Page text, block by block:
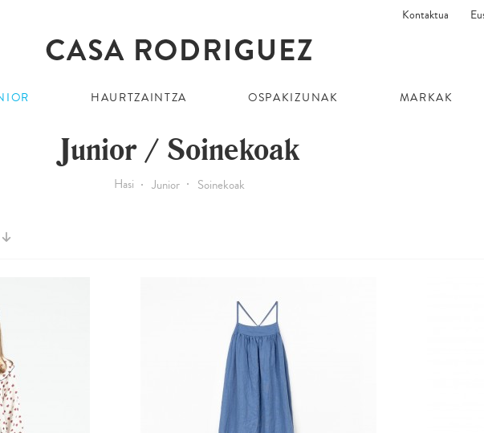
Kontaktua
HAURTZAINTZA OSPAKIZUNAK MARKAK
Junior / Soinekoak
Hasi Junior Soinekoak